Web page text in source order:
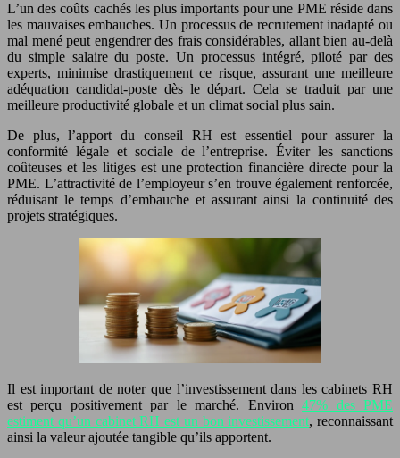
L’un des coûts cachés les plus importants pour une PME réside dans
les mauvaises embauches. Un processus de recrutement inadapté ou
mal mené peut engendrer des frais considérables, allant bien au-delà
du simple salaire du poste. Un processus intégré, piloté par des
experts, minimise drastiquement ce risque, assurant une meilleure
adéquation candidat-poste dès le départ. Cela se traduit par une
meilleure productivité globale et un climat social plus sain.
De plus, l’apport du conseil RH est essentiel pour assurer la
conformité légale et sociale de l’entreprise. Éviter les sanctions
coûteuses et les litiges est une protection financière directe pour la
PME. L’attractivité de l’employeur s’en trouve également renforcée,
réduisant le temps d’embauche et assurant ainsi la continuité des
projets stratégiques.
Il est important de noter que l’investissement dans les cabinets RH
est perçu positivement par le marché. Environ47% des PME
estiment qu’un cabinet RH est un bon investissement, reconnaissant
ainsi la valeur ajoutée tangible qu’ils apportent.